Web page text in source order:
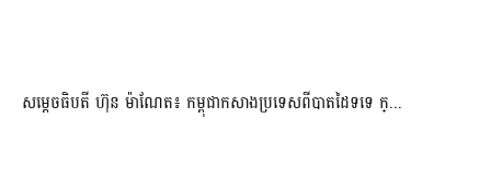
សម្ដេចធិបតី ហ៊ុន ម៉ាណែត៖ កម្ពុជាកសាងប្រទេសពីបាតដៃទទេ ក្...